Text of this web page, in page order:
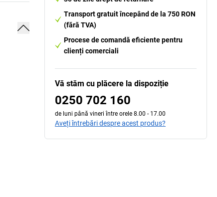
Transport gratuit începând de la 750 RON
(fără TVA)
Procese de comandă eficiente pentru
clienți comerciali
Vă stăm cu plăcere la dispoziție
0250 702 160
de luni până vineri între orele 8.00 - 17.00
Aveți întrebări despre acest produs?